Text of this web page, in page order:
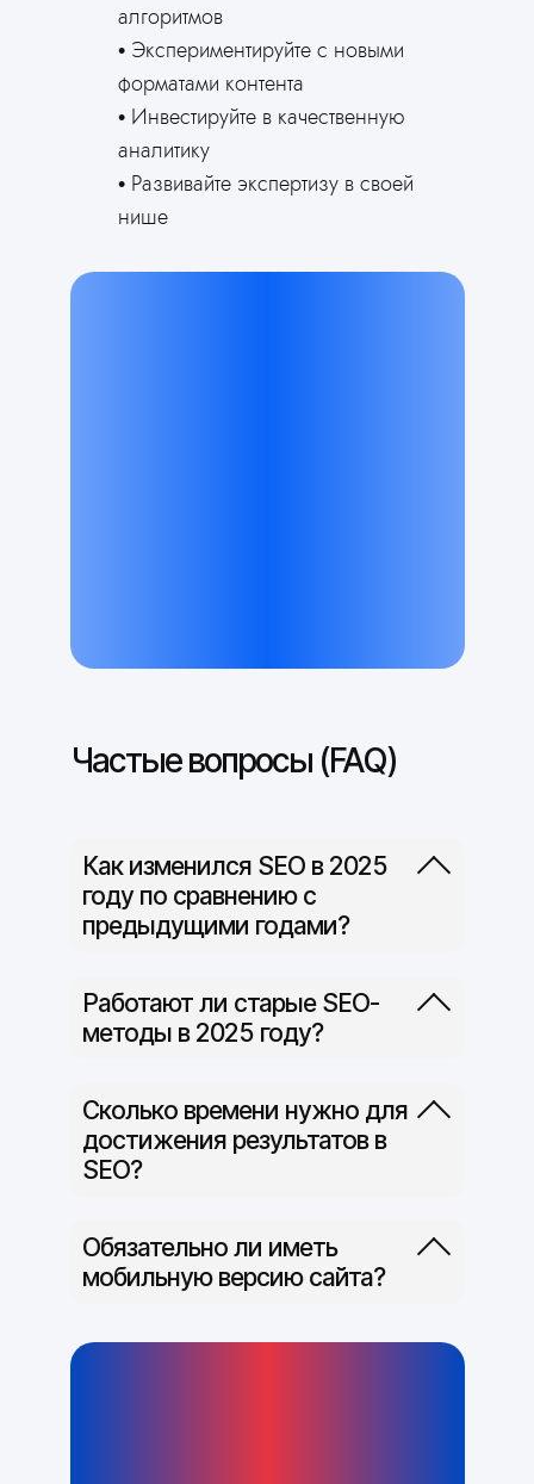
алгоритмов
Экспериментируйте с новыми
форматами контента
Инвестируйте в качественную
аналитику
Развивайте экспертизу в своей
нише
AI mottor уже
сделалсайт за вас
получите готовый сайт для вашей
сферы деятельности
Частые вопросы (FAQ)
Как изменился SEO в 2025
году по сравнению с
предыдущими годами?
Работают ли старые SEO-
методы в 2025 году?
Сколько времени нужно для
достижения результатов в
SEO?
Обязательно ли иметь
мобильную версию сайта?